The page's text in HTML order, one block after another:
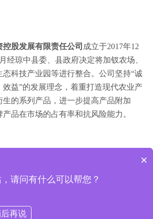
股发展有限责任公司 成立于2017年12
经琼中县委、县政府决定将加钗农场、
态科技产业园等进行整合。公司坚持“诚
益”的发展理念，着重打造现代农业产
生的系列产品，进一步提高产品附加
品在市场的占有率和抗风险能力。
×
请问有什么可以帮您？
再说